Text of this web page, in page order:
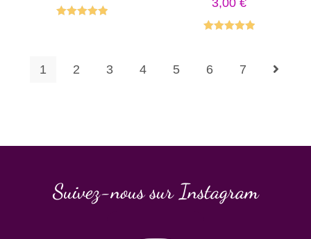
3,00 €
1 2 3 4 5 6 7
Suivez-nous sur Instagram